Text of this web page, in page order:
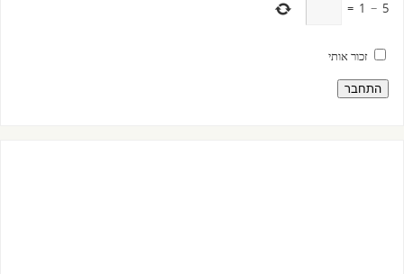
5
−
1
=
זכור אותי
התחבר